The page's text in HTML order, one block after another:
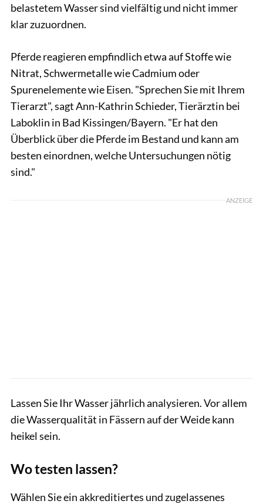
belastetem Wasser sind vielfältig und nicht immer
klar zuzuordnen.
Pferde reagieren empfindlich etwa auf Stoffe wie
Nitrat, Schwermetalle wie Cadmium oder
Spurenelemente wie Eisen. "Sprechen Sie mit Ihrem
Tierarzt", sagt Ann-Kathrin Schieder, Tierärztin bei
Laboklin in Bad Kissingen/Bayern. "Er hat den
Überblick über die Pferde im Bestand und kann am
besten einordnen, welche Untersuchungen nötig
sind."
ANZEIGE
Lassen Sie Ihr Wasser jährlich analysieren. Vor allem
die Wasserqualität in Fässern auf der Weide kann
heikel sein.
Wo testen lassen?
Wählen Sie ein akkreditiertes und zugelassenes